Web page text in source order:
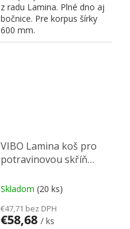
z radu Lamina. Plné dno aj
bočnice. Pre korpus šírky
600 mm.
VIBO Lamina koš pro
potravinovou skříň
Skladom (20 ks)
€47,71 bez DPH
€58,68 / ks